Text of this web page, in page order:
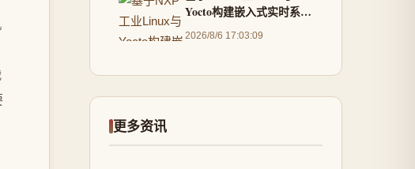
Yocto构建嵌入式实时系统
与TSN网络实践
2026/8/6 17:03:09
更多资讯